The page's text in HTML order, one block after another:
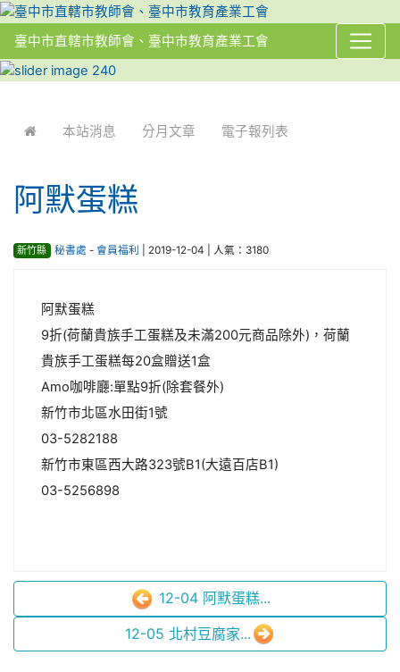
臺中市直轄市教師會、臺中市教育產業工會
本站消息 分月文章 電子報列表
阿默蛋糕
新竹縣 秘書處 - 會員福利 | 2019-12-04 | 人氣：3180
阿默蛋糕
9折(荷蘭貴族手工蛋糕及未滿200元商品除外)，荷蘭
貴族手工蛋糕每20盒贈送1盒
Amo咖啡廳:單點9折(除套餐外)
新竹市北區水田街1號
03-5282188
新竹市東區西大路323號B1(大遠百店B1)
03-5256898
12-04 阿默蛋糕...
12-05 北村豆腐家...